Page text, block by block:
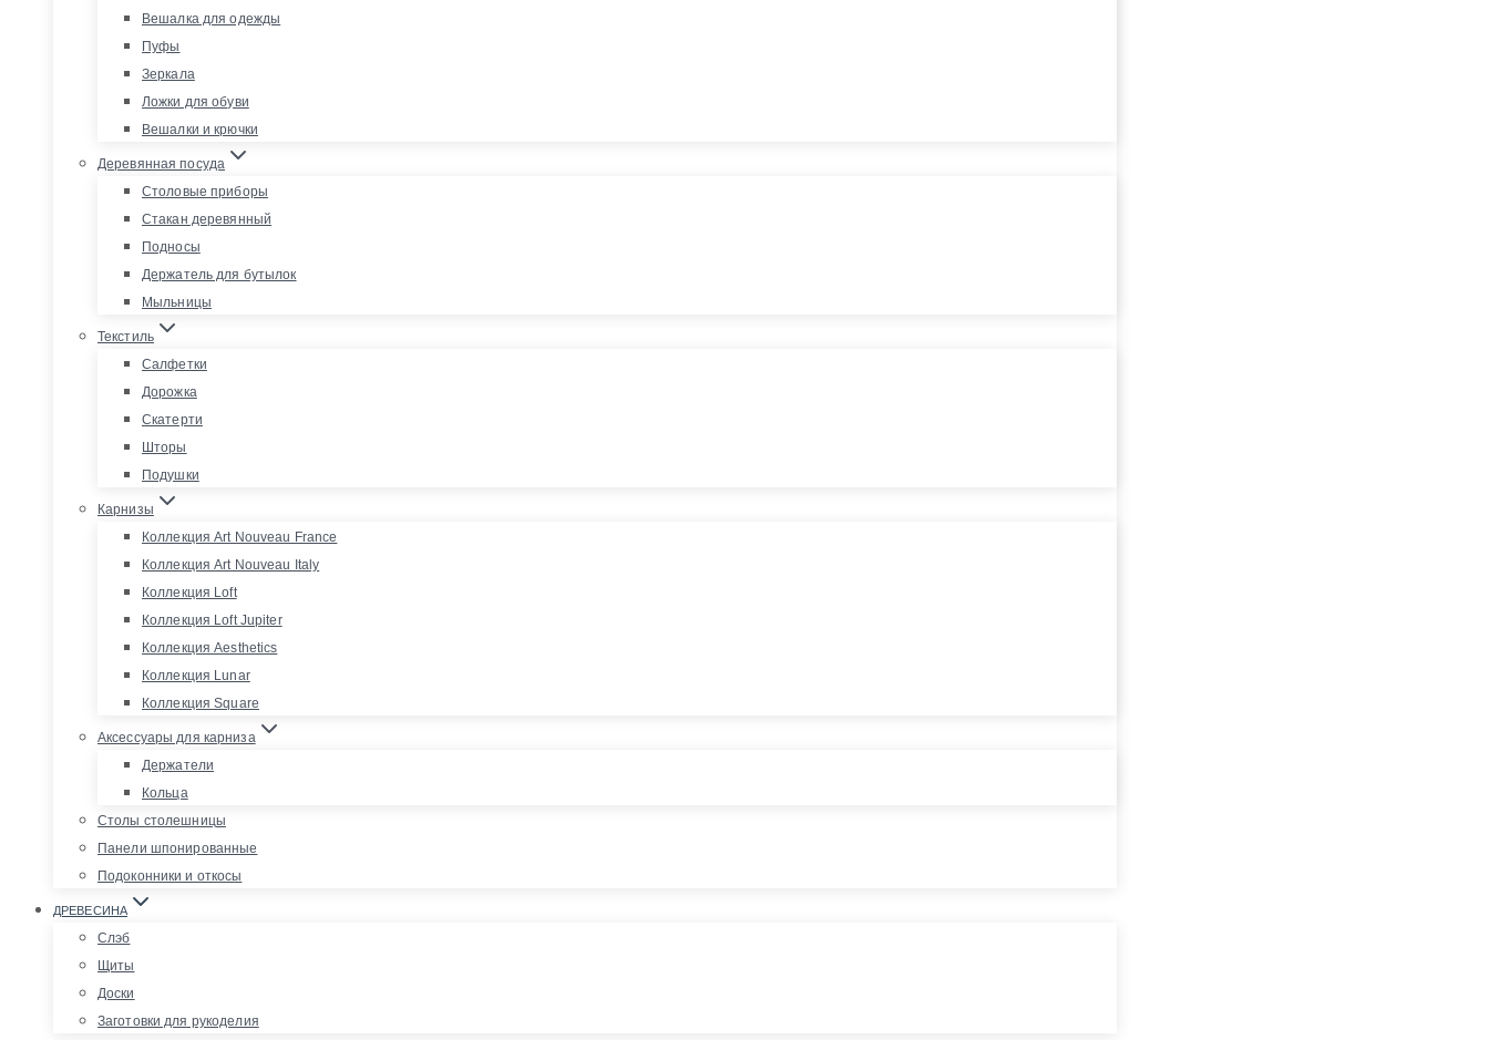
Вешалка для одежды
Пуфы
Зеркала
Ложки для обуви
Вешалки и крючки
Деревянная посуда
Столовые приборы
Стакан деревянный
Подносы
Держатель для бутылок
Мыльницы
Текстиль
Салфетки
Дорожка
Скатерти
Шторы
Подушки
Карнизы
Коллекция Art Nouveau France
Коллекция Art Nouveau Italy
Коллекция Loft
Коллекция Loft Jupiter
Коллекция Aesthetics
Коллекция Lunar
Коллекция Square
Аксессуары для карниза
Держатели
Кольца
Столы столешницы
Панели шпонированные
Подоконники и откосы
ДРЕВЕСИНА
Слэб
Щиты
Доски
Заготовки для рукоделия